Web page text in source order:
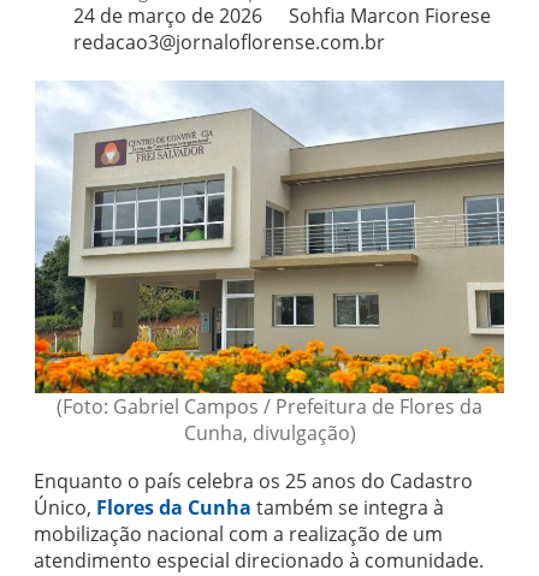
24 de março de 2026
Sohfia Marcon Fiorese
redacao3@jornaloflorense.com.br
(Foto: Gabriel Campos / Prefeitura de Flores da
Cunha, divulgação)
Enquanto o país celebra os 25 anos do Cadastro
Único, Flores da Cunha também se integra à
mobilização nacional com a realização de um
atendimento especial direcionado à comunidade.